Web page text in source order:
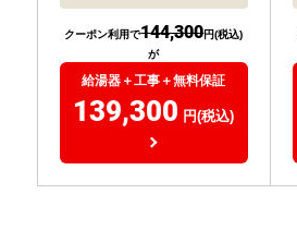
クーポン利用で144,300円(税込)
が
給湯器＋工事＋無料保証
139,300 円(税込)